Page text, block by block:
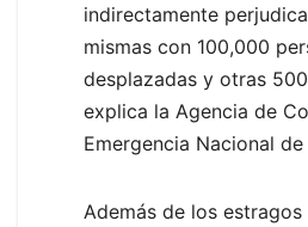
indirectamente
mismas con 100,000
desplazadas y otras
explica la Agencia de
Emergencia Nacional
Además de los estragos